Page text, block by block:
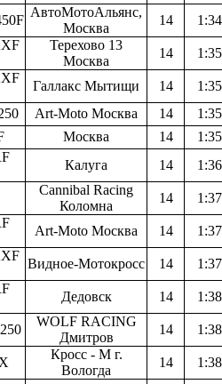
АвтоМотоАльянс,
Москва
14
Терехово 13
Москва
14
Галлакс Мытищи 14
Art-Moto Москва 14
Москва 14
Калуга 14
Cannibal Racing
Коломна
14
Art-Moto Москва 14
Видное-Мотокросс 14
Дедовск 14
WOLF RACING
Дмитров
14
Кросс - М г.
Вологда
14